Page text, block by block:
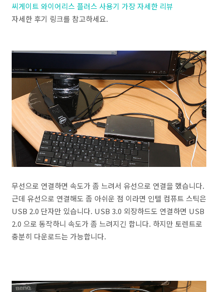
씨게이트 와이어리스 플러스 사용기 가장 자세한 리뷰
자세한 후기 링크를 참고하세요.
무선으로 연결하면 속도가 좀 느려서 유선으로 연결을 했습니다.
근데 유선으로 연결해도 좀 아쉬운 점 이라면 인텔 컴퓨트 스틱은
USB 2.0 단자만 있습니다. USB 3.0 외장하드도 연결하면 USB
2.0 으로 동작하니 속도가 좀 느려지긴 합니다. 하지만 토렌트로
충분히 다운로드는 가능합니다.